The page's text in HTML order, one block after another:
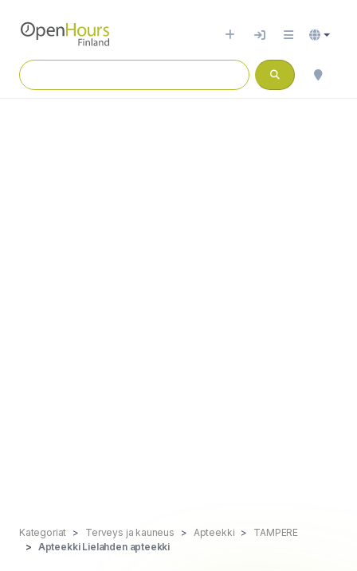
Kategoriat Terveys ja kauneus Apteekki
TAMPERE
Apteekki Lielahden apteekki